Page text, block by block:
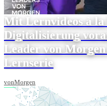
Mit Lernvideos à
Digitalisierung
Leader von
Lernserie
vonMorgen